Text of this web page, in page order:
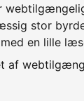
stor
en lille
af